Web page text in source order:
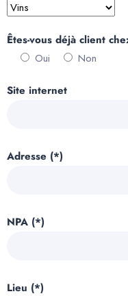
Êtes-vous déjà client
Oui
Non
Site internet
Adresse (*)
NPA (*)
Lieu (*)